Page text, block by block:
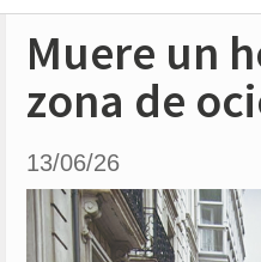
Muere un
zona de
13/06/26